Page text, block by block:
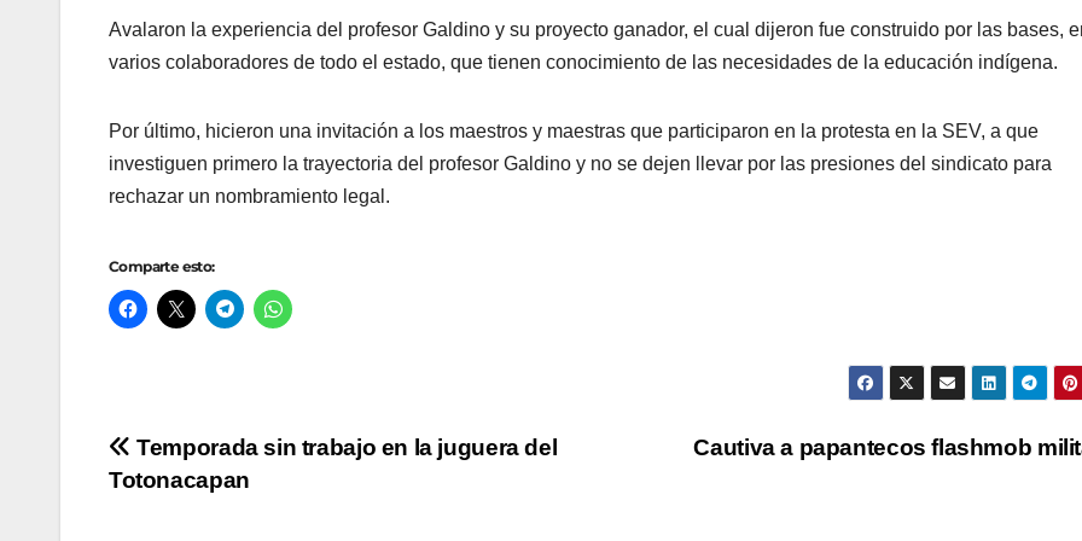
Avalaron la experiencia del profesor Galdino y su proyecto ganador, el cual dijeron fue construido por las bases,
varios colaboradores de todo el estado, que tienen conocimiento de las necesidades de la educación indígena.
Por último, hicieron una invitación a los maestros y maestras que participaron en la protesta en la SEV, a que
investiguen primero la trayectoria del profesor Galdino y no se dejen llevar por las presiones del sindicato para
rechazar un nombramiento legal.
Comparte esto:
Navegación
Cautiva a papantecos flashmob
Temporada sin trabajo en la juguera del
Totonacapan